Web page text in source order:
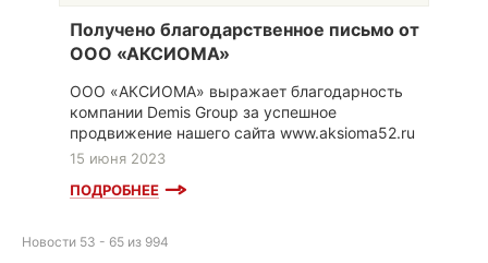
Получено благодарственное письмо от
ООО «АКСИОМА»
ООО «АКСИОМА» выражает благодарность
компании Demis Group за успешное
продвижение нашего сайта www.aksioma52.ru
15 июня 2023
ПОДРОБНЕЕ
Новости 53 - 65 из 994